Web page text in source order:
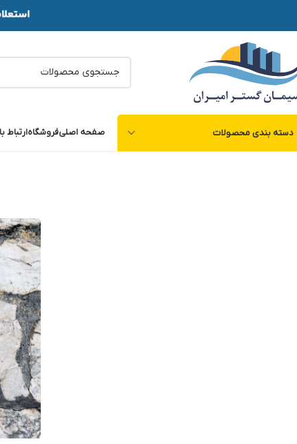
دسته بندی محصولات صفحه اصلیفروشگاهارتباط